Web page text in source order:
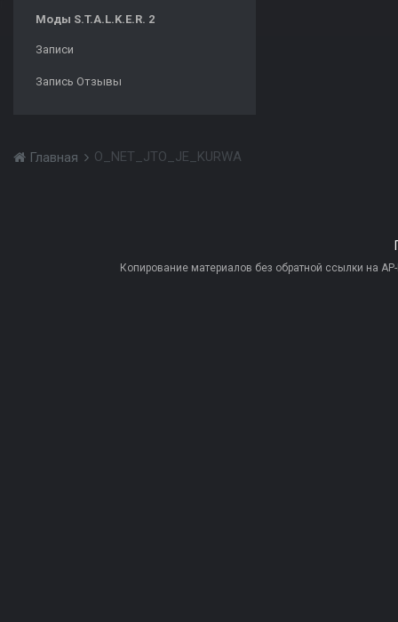
Моды S.T.A.L.K.E.R. 2
Записи
Запись Отзывы
Главная O_NET_JTO_JE_KURWA
Копирование материалов без обратной ссылки на